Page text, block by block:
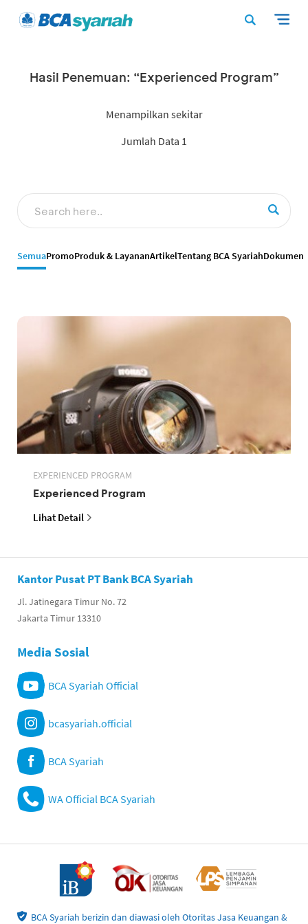
Hasil Penemuan: “Experienced Program”
Menampilkan sekitar
Jumlah Data 1
SemuaPromoProduk & LayananArtikelTentang BCA SyariahDokumen
EXPERIENCED PROGRAM
Experienced Program
Lihat Detail
Kantor Pusat PT Bank BCA Syariah
Jl. Jatinegara Timur No. 72
Jakarta Timur 13310
Media Sosial
BCA Syariah Official
bcasyariah.official
BCA Syariah
WA Official BCA Syariah
BCA Syariah berizin dan diawasi oleh Otoritas Jasa Keuangan &